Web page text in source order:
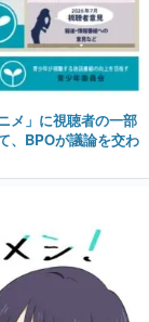
メ」に視聴者の一部
、BPOが議論を交わ